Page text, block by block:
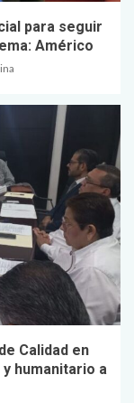
para seguir
Américo
Calidad en
humanitario a